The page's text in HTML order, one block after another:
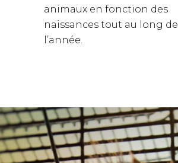
animaux en fonction des
naissances tout au long de
l’année.